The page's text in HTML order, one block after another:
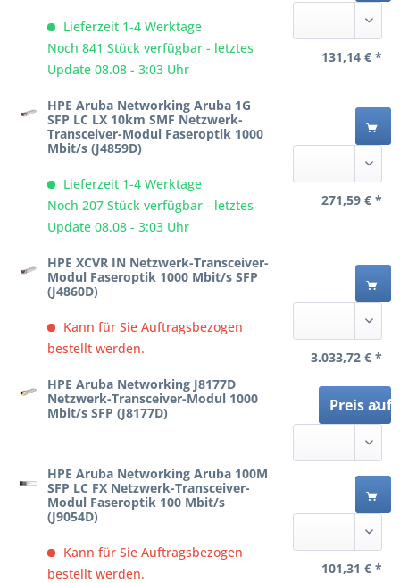
Lieferzeit 1-4 Werktage
Noch 841 Stück verfügbar - letztes
Update 08.08 - 3:03 Uhr
131,14 € *
HPE Aruba Networking Aruba 1G
SFP LC LX 10km SMF Netzwerk-
Transceiver-Modul Faseroptik 1000
Mbit/s (J4859D)
Lieferzeit 1-4 Werktage
Noch 207 Stück verfügbar - letztes
Update 08.08 - 3:03 Uhr
271,59 € *
HPE XCVR IN Netzwerk-Transceiver-
Modul Faseroptik 1000 Mbit/s SFP
(J4860D)
Kann für Sie Auftragsbezogen
bestellt werden.
3.033,72 € *
HPE Aruba Networking J8177D
Netzwerk-Transceiver-Modul 1000
Mbit/s SFP (J8177D)
Preis auf
HPE Aruba Networking Aruba 100M
SFP LC FX Netzwerk-Transceiver-
Modul Faseroptik 100 Mbit/s
(J9054D)
Kann für Sie Auftragsbezogen
bestellt werden.
101,31 € *